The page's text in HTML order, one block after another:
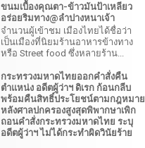
ขนมเบื้องคุณตา-ข้าวมันป้าเหลียว
อร่อยริมทาง@ลำปางหนาเจ้า
จำนวนผู้เข้าชม เมืองไทยได้ชื่อว่า
เป็นเมืองที่นิยมร้านอาหารข้างทาง
หรือ Street food ซึ่งหลายร้าน...
กระทรวงมหาดไทยออกคำสั่งคืน
ตำแหน่ง อดีตผู้ว่าฯ ดิเรก ก้อนกลีบ
พร้อมคืนสิทธิ์ประโยชน์ตามกฎหมาย
หลังศาลปกครองสูงสุดพิพากษาเพิก
ถอนคำสั่งกระทรวงมหาดไทย ระบุ
อดีตผู้ว่าฯ ไม่ได้กระทำผิดวินัยร้าย